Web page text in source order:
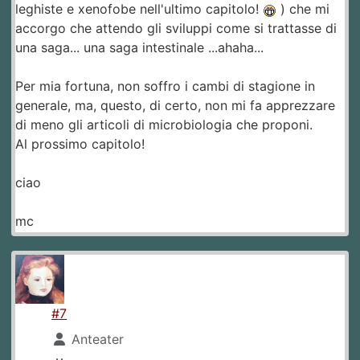
leghiste e xenofobe nell'ultimo capitolo!
) che mi
accorgo che attendo gli sviluppi come si trattasse di
una saga... una saga intestinale ...ahaha...
Per mia fortuna, non soffro i cambi di stagione in
generale, ma, questo, di certo, non mi fa apprezzare
di meno gli articoli di microbiologia che proponi.
Al prossimo capitolo!
ciao
mc
#7
Anteater